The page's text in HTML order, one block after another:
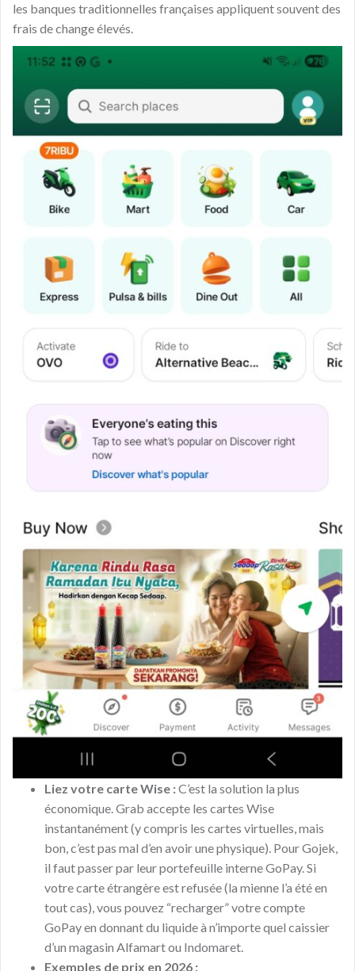
les banques traditionnelles françaises appliquent souvent des
frais de change élevés.
Liez votre carte Wise :C’est la solution la plus
économique. Grab accepte les cartes Wise
instantanément (y compris les cartes virtuelles, mais
bon, c’est pas mal d’en avoir une physique). Pour Gojek,
il faut passer par leur portefeuille interne GoPay. Si
votre carte étrangère est refusée (la mienne l’a été en
tout cas), vous pouvez “recharger” votre compte
GoPay en donnant du liquide à n’importe quel caissier
d’un magasin Alfamart ou Indomaret.
Exemples de prix en 2026 :